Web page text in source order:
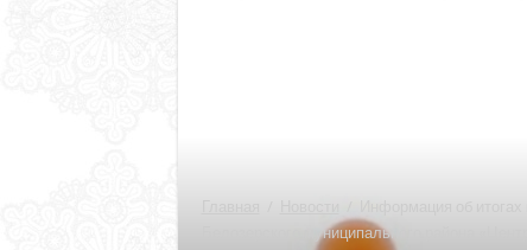
Информация об
Белозерского муниципального района